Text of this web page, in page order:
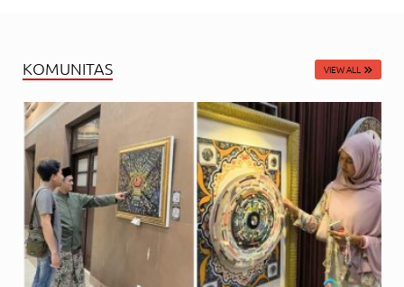
KOMUNITAS VIEW ALL